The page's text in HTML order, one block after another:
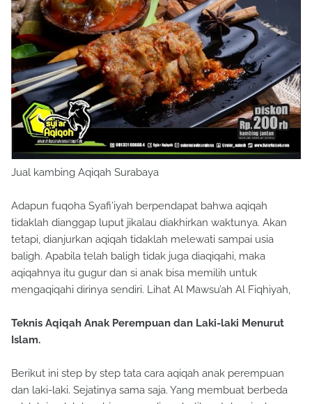
Jual kambing Aqiqah Surabaya
Adapun fuqoha Syafi’iyah berpendapat bahwa aqiqah
tidaklah dianggap luput jikalau diakhirkan waktunya. Akan
tetapi, dianjurkan aqiqah tidaklah melewati sampai usia
baligh. Apabila telah baligh tidak juga diaqiqahi, maka
aqiqahnya itu gugur dan si anak bisa memilih untuk
mengaqiqahi dirinya sendiri. Lihat Al Mawsu’ah Al Fiqhiyah,
Teknis Aqiqah Anak Perempuan dan Laki-laki Menurut
Islam.
Berikut ini step by step tata cara aqiqah anak perempuan
dan laki-laki. Sejatinya sama saja. Yang membuat berbeda